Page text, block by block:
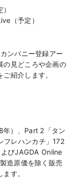
（予定）
ンパニー登録アー
の見どころや企画の
紹介します。
年）、Part 2「タン
フレハンカチ」172
びJAGDA Online
造原価を除く販売
す。